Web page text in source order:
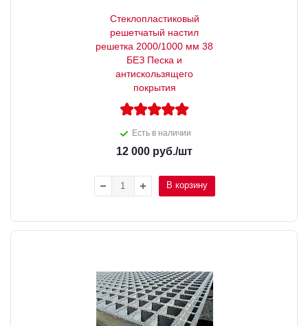
Стеклопластиковый
решетчатый настил
решетка 2000/1000 мм 38
БЕЗ Песка и
антискользящего
покрытия
Есть в наличии
12 000 руб./шт
В корзину